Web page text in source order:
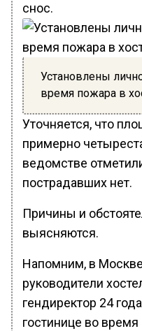
снос.
Установлены
время пожара в
Уточняется, что
примерно
ведомстве
пострадавших нет.
Причины и
выясняются.
Напомним, в
руководители
гендиректор 24
гостинице во